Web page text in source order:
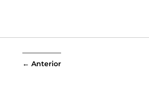
← Anterior